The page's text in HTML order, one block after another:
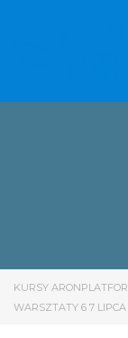
KURSY
WARSZTATY 6 7